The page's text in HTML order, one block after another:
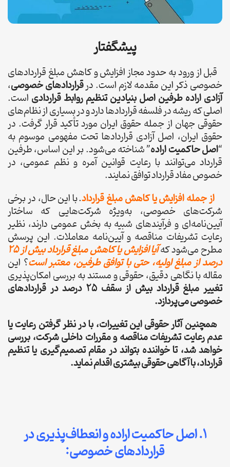
پیشگفتار
قبل از ورود به حدود مجاز افزایش و کاهش مبلغ قراردادهای
خصوصی ذکر این مقدمه لازم است. درقراردادهای خصوصی،
آزادی اراده طرفین اصل بنیادین تنظیم روابط قراردادی است.
اصلی که ریشه در فلسفه قراردادها دارد و در بسیاری از نظام‌های
حقوقی جهان از جمله حقوق ایران مورد تأکید قرار گرفت. در
حقوق ایران، اصل آزادی قراردادها تحت مفهومی موسوم به
“اصل حاکمیت اراده” شناخته می‌شود. بر این اساس، طرفین
قرارداد می‌توانند با رعایت قوانین آمره و نظم عمومی، در
خصوص مفاد قرارداد توافق نمایند.
از جمله افزایش یا کاهش مبلغ قرارداد. با این حال، در برخی
شرکت‌های خصوصی، به‌ویژه شرکت‌هایی که ساختار
آیین‌نامه‌ای و فرآیندهای شبیه به بخش عمومی دارند، نظیر
رعایت تشریفات مناقصه و آیین‌نامه معاملات. این پرسش
مطرح می‌شود که
آیا افزایش یا کاهش مبلغ قرارداد بیش از ۲۵
درصد از مبلغ اولیه، حتی با توافق طرفین، معتبر است؟ این
مقاله با نگاهی دقیق، حقوقی و مستند به بررسی امکان‌پذیری
تغییر مبلغ قرارداد بیش از سقف ۲۵ درصد در قراردادهای
خصوصی می‌پردازد.
همچنین آثار حقوقی این تغییرات، با در نظر گرفتن رعایت یا
عدم رعایت تشریفات مناقصه و مقررات داخلی شرکت، بررسی
خواهد شد، تا خواننده بتواند در مقام تصمیم‌گیری یا تنظیم
قرارداد، با آگاهی حقوقی بیشتری اقدام نماید.
۱. اصل حاکمیت اراده و انعطاف‌پذیری در
قراردادهای خصوصی: